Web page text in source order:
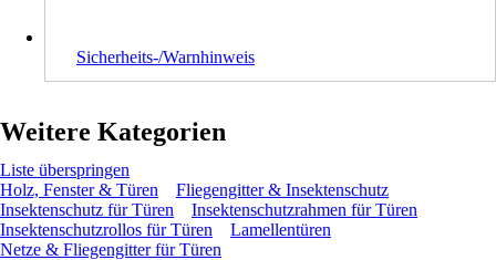
Sicherheits-/Warnhinweis
Weitere Kategorien
Liste überspringen
Holz, Fenster & Türen
Fliegengitter & Insektenschutz
Insektenschutz für Türen
Insektenschutzrahmen für Türen
Insektenschutzrollos für Türen
Lamellentüren
Netze & Fliegengitter für Türen